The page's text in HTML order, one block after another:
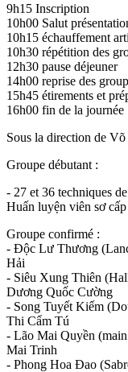
9h15 Inscription
10h00 Salut
10h15 échauffement
10h30 répétition des
12h30 pause déjeuner
14h00 reprise des
15h45 étirements et
16h00 fin de la journée
Sous la direction de
Groupe débutant :
- 27 et 36 techniques
Huấn luyện viên sơ
Groupe confirmé :
- Độc Lư Thương
Hải
- Siêu Xung Thiên
Dương Quốc Cường
- Song Tuyết Kiếm
Thi Cẩm Tú
- Lão Mai Quyền
Mai Trinh
- Phong Hoa Đao